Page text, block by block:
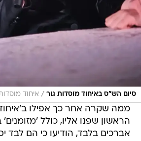
סיום הש"ס באיחוד מוסדות גור / איחוד
ממה שקרה אחר כך אפילו
אברכים בלבד, הודיעו כי הם לבד